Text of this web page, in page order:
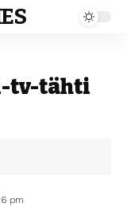
tv-tähti
pm